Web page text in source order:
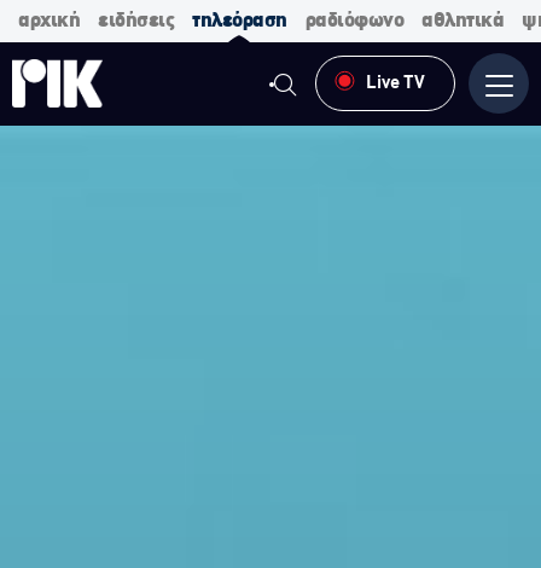
αρχική ειδήσεις τηλεόραση ραδιόφωνο αθλητικά
Live TV